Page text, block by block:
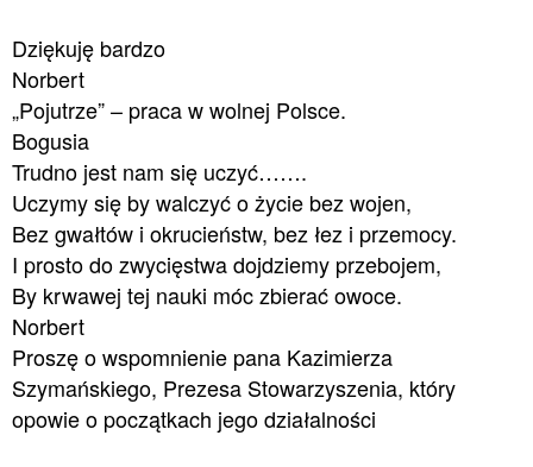
Dziękuję bardzo
Norbert
„Pojutrze” – praca w wolnej Polsce.
Bogusia
Trudno jest nam się uczyć…….
Uczymy się by walczyć o życie bez wojen,
Bez gwałtów i okrucieństw, bez łez i przemocy.
I prosto do zwycięstwa dojdziemy przebojem,
By krwawej tej nauki móc zbierać owoce.
Norbert
Proszę o wspomnienie pana Kazimierza
Szymańskiego, Prezesa Stowarzyszenia, który
opowie o początkach jego działalności